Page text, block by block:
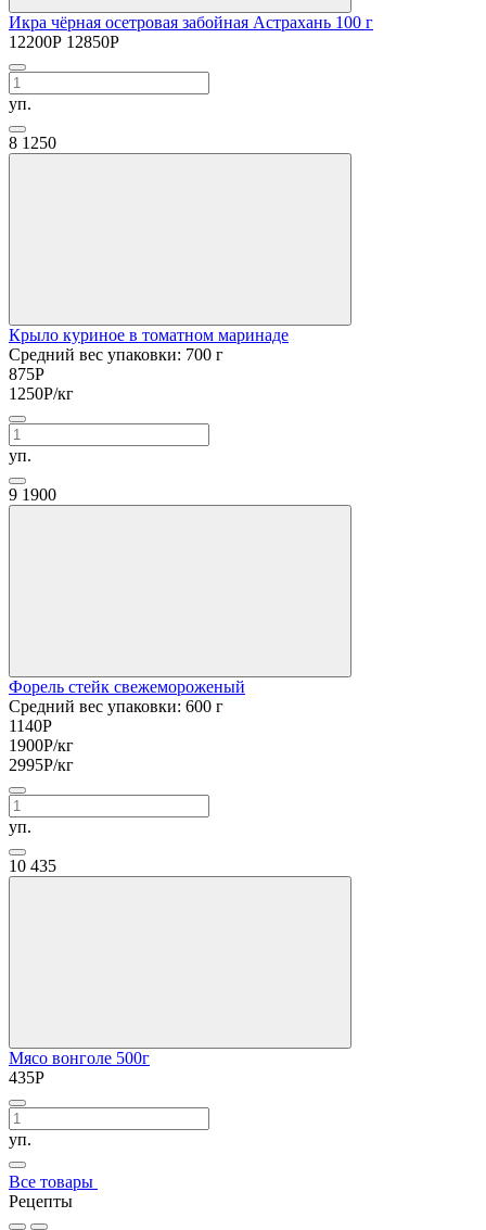
Икра чёрная осетровая забойная Астрахань 100 г
12200Р 12850Р
уп.
8 1250
Крыло куриное в томатном маринаде
Средний вес упаковки: 700 г
875Р
1250Р/кг
уп.
9 1900
Форель стейк свежемороженый
Средний вес упаковки: 600 г
1140Р
1900Р/кг
2995Р/кг
уп.
10 435
Мясо вонголе 500г
435Р
уп.
Все товары
Рецепты